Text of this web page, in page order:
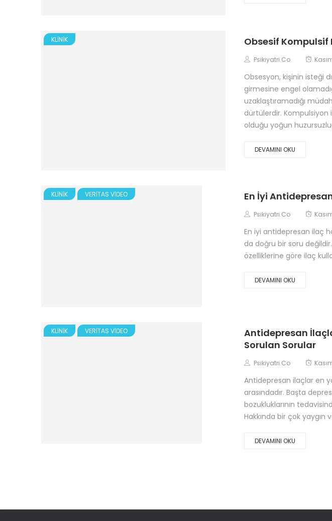
KLINIK Obsesif Kompulsif
Psikiyatri.co
Obsesyon, kişinin isteği
girmesine engel
uzaklaştıramadığı
dürtülerdir.
olduğu yoğun
DEVAMINI OKU
KLINIK VERITAS VIDEO En İyi
Psikiyatri.co
En iyi antidepresan ilaç
da doğru bir soru
özelliklerine göre ilaç
DEVAMINI OKU
KLINIK VERITAS VIDEO
Antidepresan
Sorulan Sorular
Psikiyatri.co
Antidepresan ilaçlar en
arasındadır. Başta
bozukluklarının
Hakkında bir çok yaygın
DEVAMINI OKU